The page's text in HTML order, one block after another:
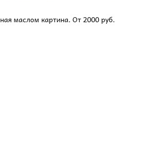
маслом картина. От 2000 руб.